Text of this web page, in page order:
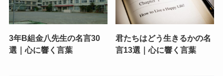
3年B組金八先生の名言30
選｜心に響く言葉
君たちはどう生きるかの名
言13選｜心に響く言葉